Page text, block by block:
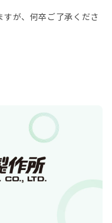
が、何卒ご了承くださ